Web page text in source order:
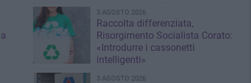
3 AGOSTO 2026
Raccolta differenziata,
Risorgimento Socialista Corato:
«Introdurre i cassonetti
intelligenti»
3 AGOSTO 2026